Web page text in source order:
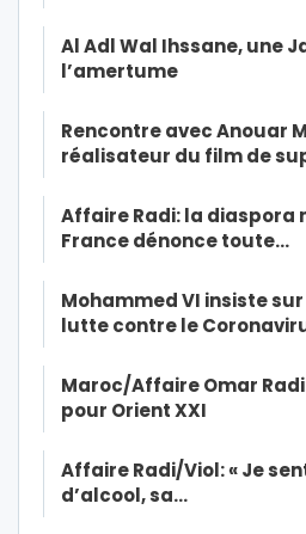
Al Adl Wal Ihssane, une
l’amertume
Rencontre avec Anouar
réalisateur du film de
Affaire Radi: la diaspora
France dénonce toute…
Mohammed VI insiste
lutte contre le
Maroc/Affaire Omar
pour Orient XXI
Affaire Radi/Viol: « Je
d’alcool, sa…